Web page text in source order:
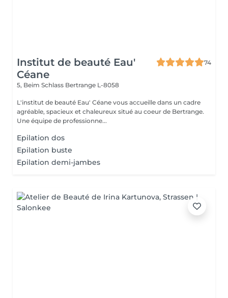
Institut de beauté Eau'
Céane
74
5, Beim Schlass Bertrange L-8058
L'institut de beauté Eau' Céane vous accueille dans un cadre
agréable, spacieux et chaleureux situé au coeur de Bertrange.
Une équipe de professionne...
Epilation dos
Epilation buste
Epilation demi-jambes